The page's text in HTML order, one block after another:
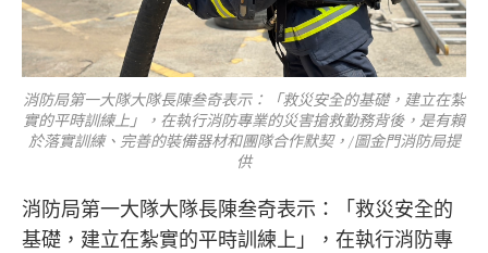
消防局第一大隊大隊長陳叁奇表示：「救災安全的基礎，建立在紮
實的平時訓練上」，在執行消防專業的災害搶救勤務背後，是有賴
於落實訓練、完善的裝備器材和團隊合作默契，/圖金門消防局提
供
消防局第一大隊大隊長陳叁奇表示：「救災安全的
基礎，建立在紮實的平時訓練上」，在執行消防專